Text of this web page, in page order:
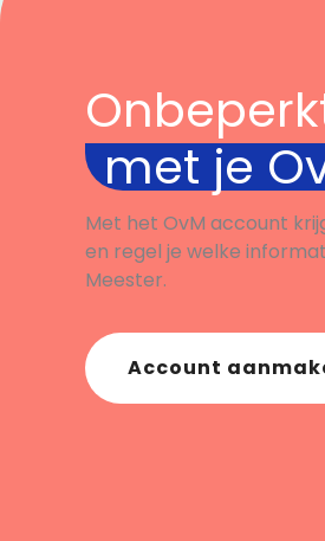
met je
Met het OvM account
en regel je welke
Meester.
Account